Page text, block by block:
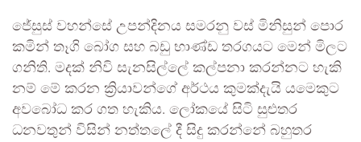
ජේසුස් වහන්සේ උපන්දිනය සමරනු වස් මිනිසුන් පොර
කමින් තෑගි බෝග සහ බඩු භාණ්ඩ තරගයට මෙන් මිලට
ගනිති. මදක් නිවි සැනසිල්ලේ කල්පනා කරන්නට හැකි
නම් මේ කරන ක්‍රියාවන්ගේ අර්ථය කුමක්දැයි යමෙකුට
අවබෝධ කර ගත හැකිය. ලෝකයේ සිටි සුළුතර
ධනවතුන් විසින් නත්තලේ දී සිදු කරන්නේ බහුතර